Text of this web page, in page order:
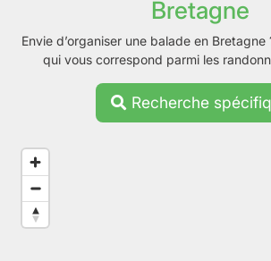
Bretagne
Envie d’organiser une balade en
qui vous correspond parmi les
Recherche